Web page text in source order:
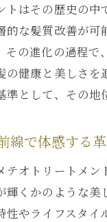
トはその歴史の
的な髪質改善が
その進化の過程
の健康と美しさ
として、その地
線で体感する
テオトリートメ
輝くかのような
性やライフスタ